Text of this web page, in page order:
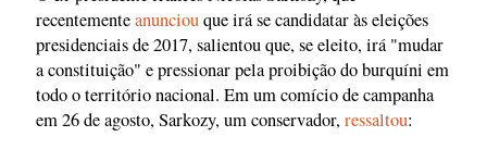
recentementeanunciouque irá se candidatar às eleições
presidenciais de 2017, salientou que, se eleito, irá "mudar
a constituição" e pressionar pela proibição do burquíni em
todo o território nacional. Em um comício de campanha
em 26 de agosto, Sarkozy, um conservador,ressaltou: